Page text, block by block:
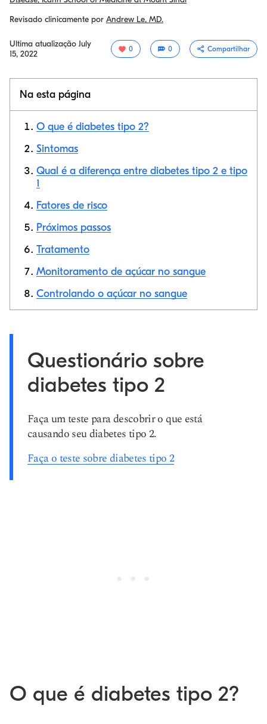
Revisado clinicamente por Andrew Le, MD.
Ultima atualização July
15, 2022
0 0 Compartilhar
Na esta página
O que é diabetes tipo 2?
Sintomas
Qual é a diferença entre diabetes tipo 2 e tipo
1
Fatores de risco
Próximos passos
Tratamento
Monitoramento de açúcar no sangue
Controlando o açúcar no sangue
Questionário sobre
diabetes tipo 2
Faça um teste para descobrir o que está
causando seu diabetes tipo 2.
Faça o teste sobre diabetes tipo 2
O que é diabetes tipo 2?